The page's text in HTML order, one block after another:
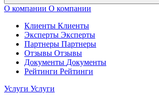
О компании О компании
Клиенты Клиенты
Эксперты Эксперты
Партнеры Партнеры
Отзывы Отзывы
Документы Документы
Рейтинги Рейтинги
Услуги Услуги